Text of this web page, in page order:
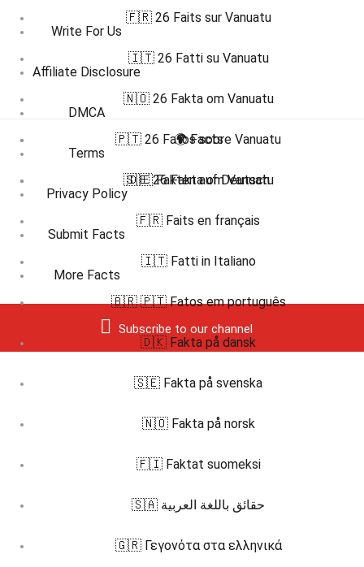
Write For Us
Affiliate Disclosure
DMCA
Terms
Privacy Policy
Submit Facts
More Facts
Subscribe to our channel
🇫🇷 26 Faits sur Vanuatu
🇮🇹 26 Fatti su Vanuatu
🇳🇴 26 Fakta om Vanuatu
🇵🇹 26 Fatos sobre Vanuatu
🇸🇪 26 Fakta om Vanuatu
🌍 Facts
🇩🇪 Fakten auf Deutsch
🇫🇷 Faits en français
🇮🇹 Fatti in Italiano
🇧🇷 🇵🇹 Fatos em português
🇩🇰 Fakta på dansk
🇸🇪 Fakta på svenska
🇳🇴 Fakta på norsk
🇫🇮 Faktat suomeksi
🇸🇦 حقائق باللغة العربية
🇬🇷 Γεγονότα στα ελληνικά